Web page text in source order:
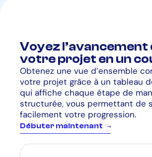
Voyez l’avancement
votre projet en un
Obtenez une vue d’ensemble
votre projet grâce à un tableau
qui affiche chaque étape de
structurée, vous permettant de
facilement votre progression.
Débuter maintenant